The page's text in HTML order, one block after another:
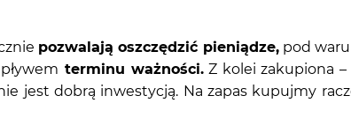
pozwalają oszczędzić pieniądze,pod
terminu ważności.Z kolei zakupiona –
jest dobrą inwestycją. Na zapas kupujmy